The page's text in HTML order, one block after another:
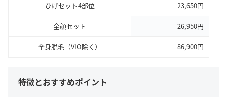
ひげセット4部位 23,650円
全顔セット 26,950円
全身脱毛（VIO除く） 86,900円
特徴とおすすめポイント